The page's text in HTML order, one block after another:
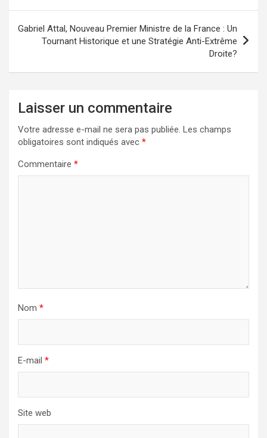
l’article
Gabriel Attal, Nouveau Premier Ministre de la France : Un
Tournant Historique et une Stratégie Anti-Extrême
Droite?
Laisser un commentaire
Votre adresse e-mail ne sera pas publiée. Les champs
obligatoires sont indiqués avec *
Commentaire *
Nom *
E-mail *
Site web